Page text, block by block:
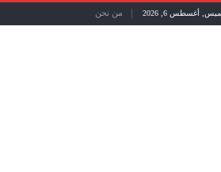
أغسطس 6, 2026 من نحن